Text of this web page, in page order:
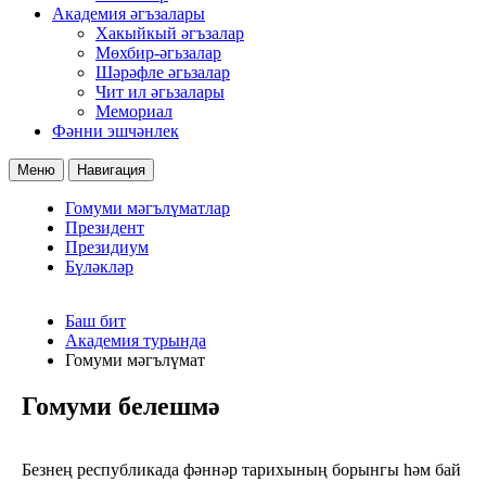
Академия әгъзалары
Хакыйкый әгъзалар
Мөхбир-әгьзалар
Шәрәфле әгьзалар
Чит ил әгьзалары
Мемориал
Фәнни эшчәнлек
Меню Навигация
Гомуми мәгълүматлар
Президент
Президиум
Бүләкләр
Баш бит
Академия турында
Гомуми мәгълүмат
Гомуми белешмә
Безнең республикада фәннәр тарихының борынгы һәм бай